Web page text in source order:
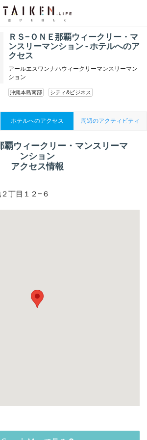
ＲＳ−ＯＮＥ那覇ウィークリー・マ
ンスリーマンション - ホテルへのア
クセス
アールエスワンナハウィークリーマンスリーマン
ション
沖縄本島南部 シティ&ビジネス
ホテルへのアクセス 周辺のアクティビティ
覇ウィークリー・マンスリーマ
ンション
アクセス情報
丁目１２−６